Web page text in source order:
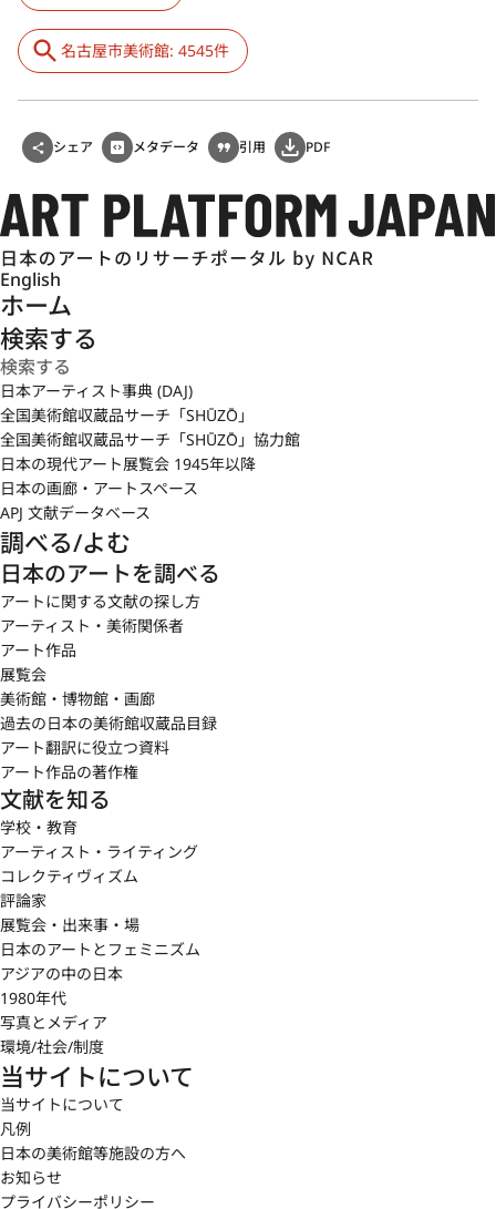
名古屋市美術館: 4545件
シェア メタデータ 引用 PDF
English
ホーム
検索する
日本アーティスト事典 (DAJ)
全国美術館収蔵品サーチ「SHŪZŌ」
全国美術館収蔵品サーチ「SHŪZŌ」協力館
日本の現代アート展覧会 1945年以降
日本の画廊・アートスペース
APJ 文献データベース
調べる/よむ
日本のアートを調べる
アートに関する文献の探し方
アーティスト・美術関係者
アート作品
展覧会
美術館・博物館・画廊
過去の日本の美術館収蔵品目録
アート翻訳に役立つ資料
アート作品の著作権
文献を知る
学校・教育
アーティスト・ライティング
コレクティヴィズム
評論家
展覧会・出来事・場
日本のアートとフェミニズム
アジアの中の日本
1980年代
写真とメディア
環境/社会/制度
当サイトについて
当サイトについて
凡例
日本の美術館等施設の方へ
お知らせ
プライバシーポリシー